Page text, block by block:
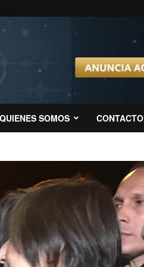
QUIENES SOMOS CONTACTO